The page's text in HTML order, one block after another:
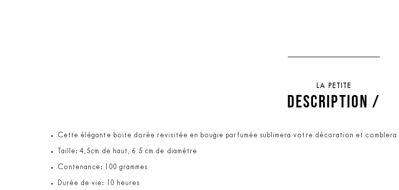
LA PETITE
DESCRIPTION /
Cette élégante boite dorée revisitée en bougie parfumée sublimera votre décoration et comblera
Taille: 4,5cm de haut, 6.5 cm de diamètre
Contenance: 100 grammes
Durée de vie: 10 heures